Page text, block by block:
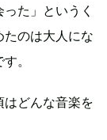
た」というく
たのは大人にな
。
どんな音楽を